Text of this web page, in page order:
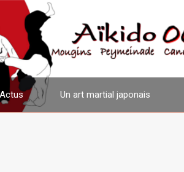
Actus Un art martial japonais